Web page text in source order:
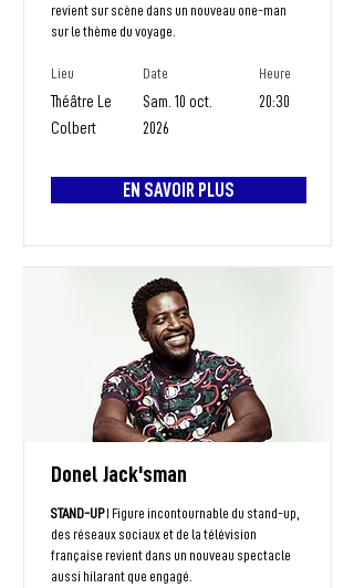
revient sur scène dans un nouveau one-man
sur le thème du voyage.
Lieu Date
Théâtre Le
Colbert
Sam. 10 oct.
2026
Heure
20:30
EN SAVOIR PLUS
Donel Jack'sman
STAND-UPI Figure incontournable du stand-up,
des réseaux sociaux et de la télévision
française revient dans un nouveau spectacle
aussi hilarant que engagé.